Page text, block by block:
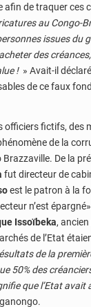
afin de traquer ces
au Congo-
issues du
des
! » Avait-il
de ce faux
fictifs, des
de la
De la
fut directeur de
est le patron à la
n’est
Issoïbeka,
de l’Etat
de la
50% des
que l’Etat avait